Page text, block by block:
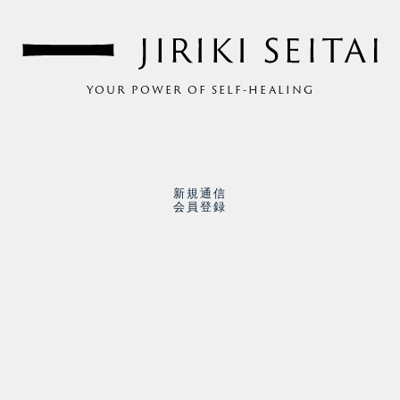
YOUR POWER OF SELF-HEALING
新規通信
会員登録